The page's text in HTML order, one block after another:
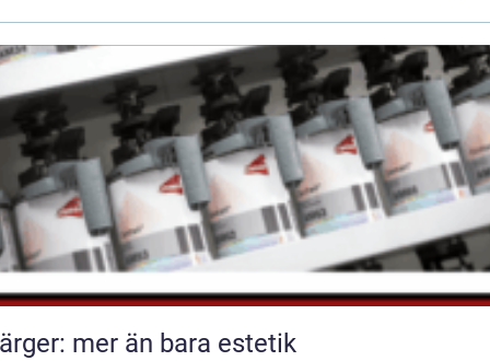
mer än bara estetik